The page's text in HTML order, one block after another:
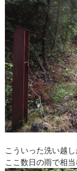
こういった洗い越
ここ数日の雨で相